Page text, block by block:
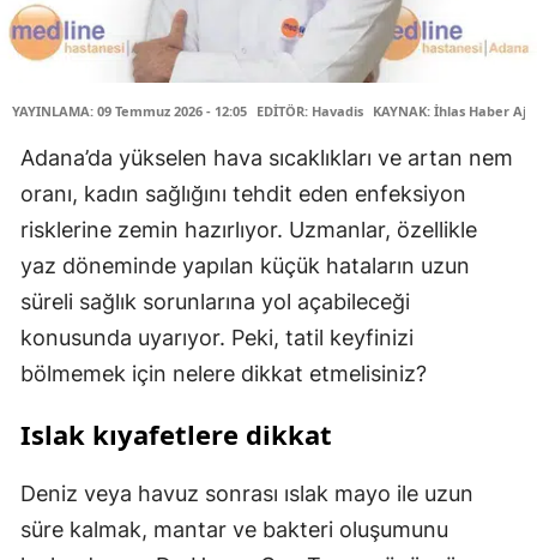
YAYINLAMA: 09 Temmuz 2026 - 12:05 EDİTÖR: Havadis KAYNAK: İhlas Haber
Adana’da yükselen hava sıcaklıkları ve artan nem
oranı, kadın sağlığını tehdit eden enfeksiyon
risklerine zemin hazırlıyor. Uzmanlar, özellikle
yaz döneminde yapılan küçük hataların uzun
süreli sağlık sorunlarına yol açabileceği
konusunda uyarıyor. Peki, tatil keyfinizi
bölmemek için nelere dikkat etmelisiniz?
Islak kıyafetlere dikkat
Deniz veya havuz sonrası ıslak mayo ile uzun
süre kalmak, mantar ve bakteri oluşumunu